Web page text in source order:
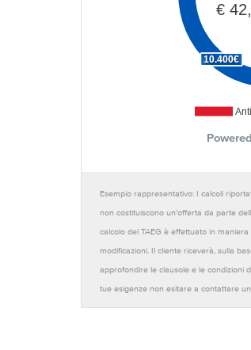
10.400€
€
Esempio rappresentativo: I calcoli
non costituiscono un'offerta da parte
calcolo del TAEG è effettuato in
modificazioni. Il cliente riceverà, sulla
approfondire le clausole e le condizioni
tue esigenze non esitare a contattare